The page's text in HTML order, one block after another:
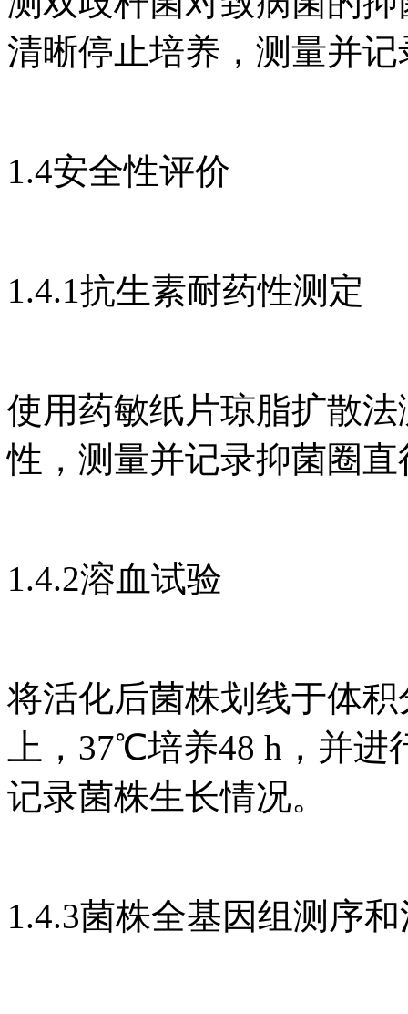
清晰停止培养，测量并
1.4安全性评价
1.4.1抗生素耐药性测定
使用药敏纸片琼脂扩散
性，测量并记录抑菌圈直
1.4.2溶血试验
将活化后菌株划线于体
上，37℃培养48 h，并
记录菌株生长情况。
1.4.3菌株全基因组测序